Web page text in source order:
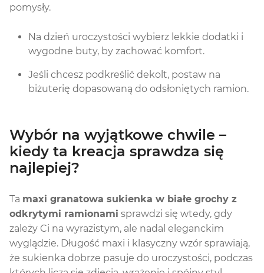
pomysły.
Na dzień uroczystości wybierz lekkie dodatki i
wygodne buty, by zachować komfort.
Jeśli chcesz podkreślić dekolt, postaw na
biżuterię dopasowaną do odsłoniętych ramion.
Wybór na wyjątkowe chwile –
kiedy ta kreacja sprawdza się
najlepiej?
Ta maxi granatowa sukienka w białe grochy z
odkrytymi ramionami sprawdzi się wtedy, gdy
zależy Ci na wyrazistym, ale nadal eleganckim
wyglądzie. Długość maxi i klasyczny wzór sprawiają,
że sukienka dobrze pasuje do uroczystości, podczas